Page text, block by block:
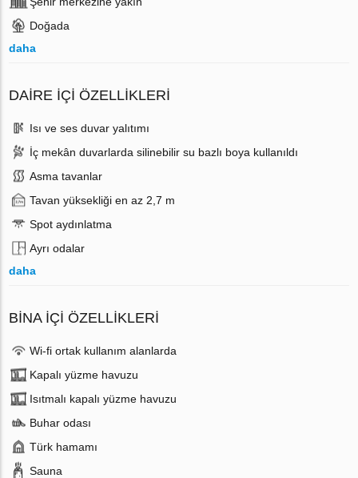
Doğada
daha
DAIRE IÇI ÖZELLIKLERI
Isı ve ses duvar yalıtımı
İç mekân duvarlarda silinebilir su bazlı boya kullanıldı
Asma tavanlar
Tavan yüksekliği en az 2,7 m
Spot aydınlatma
Ayrı odalar
daha
BINA İÇI ÖZELLIKLERI
Wi-fi ortak kullanım alanlarda
Kapalı yüzme havuzu
Isıtmalı kapalı yüzme havuzu
Buhar odası
Türk hamamı
Sauna